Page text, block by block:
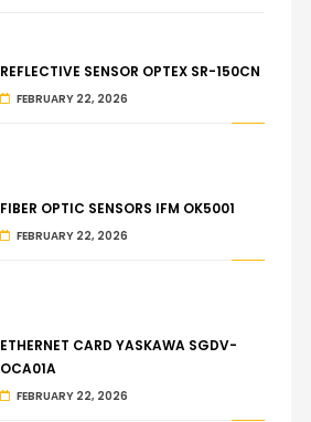
REFLECTIVE SENSOR OPTEX SR-150CN
FEBRUARY 22, 2026
FIBER OPTIC SENSORS IFM OK5001
FEBRUARY 22, 2026
ETHERNET CARD YASKAWA SGDV-
OCA01A
FEBRUARY 22, 2026